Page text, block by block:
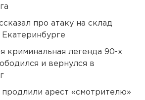
про атаку на склад
криминальная легенда 90-х
и вернулся в
арест «смотрителю»